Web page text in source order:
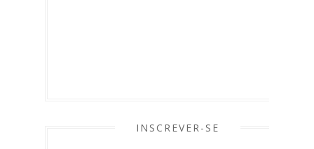
INSCREVER-SE